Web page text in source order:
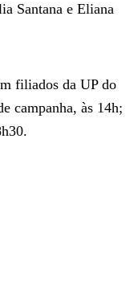
Santana e Eliana
filiados da UP do
campanha, às 14h;